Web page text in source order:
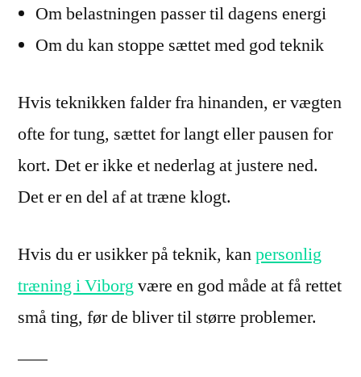
Om belastningen passer til dagens energi
Om du kan stoppe sættet med god teknik
Hvis teknikken falder fra hinanden, er vægten
ofte for tung, sættet for langt eller pausen for
kort. Det er ikke et nederlag at justere ned.
Det er en del af at træne klogt.
Hvis du er usikker på teknik, kanpersonlig
træning i Viborgvære en god måde at få rettet
små ting, før de bliver til større problemer.